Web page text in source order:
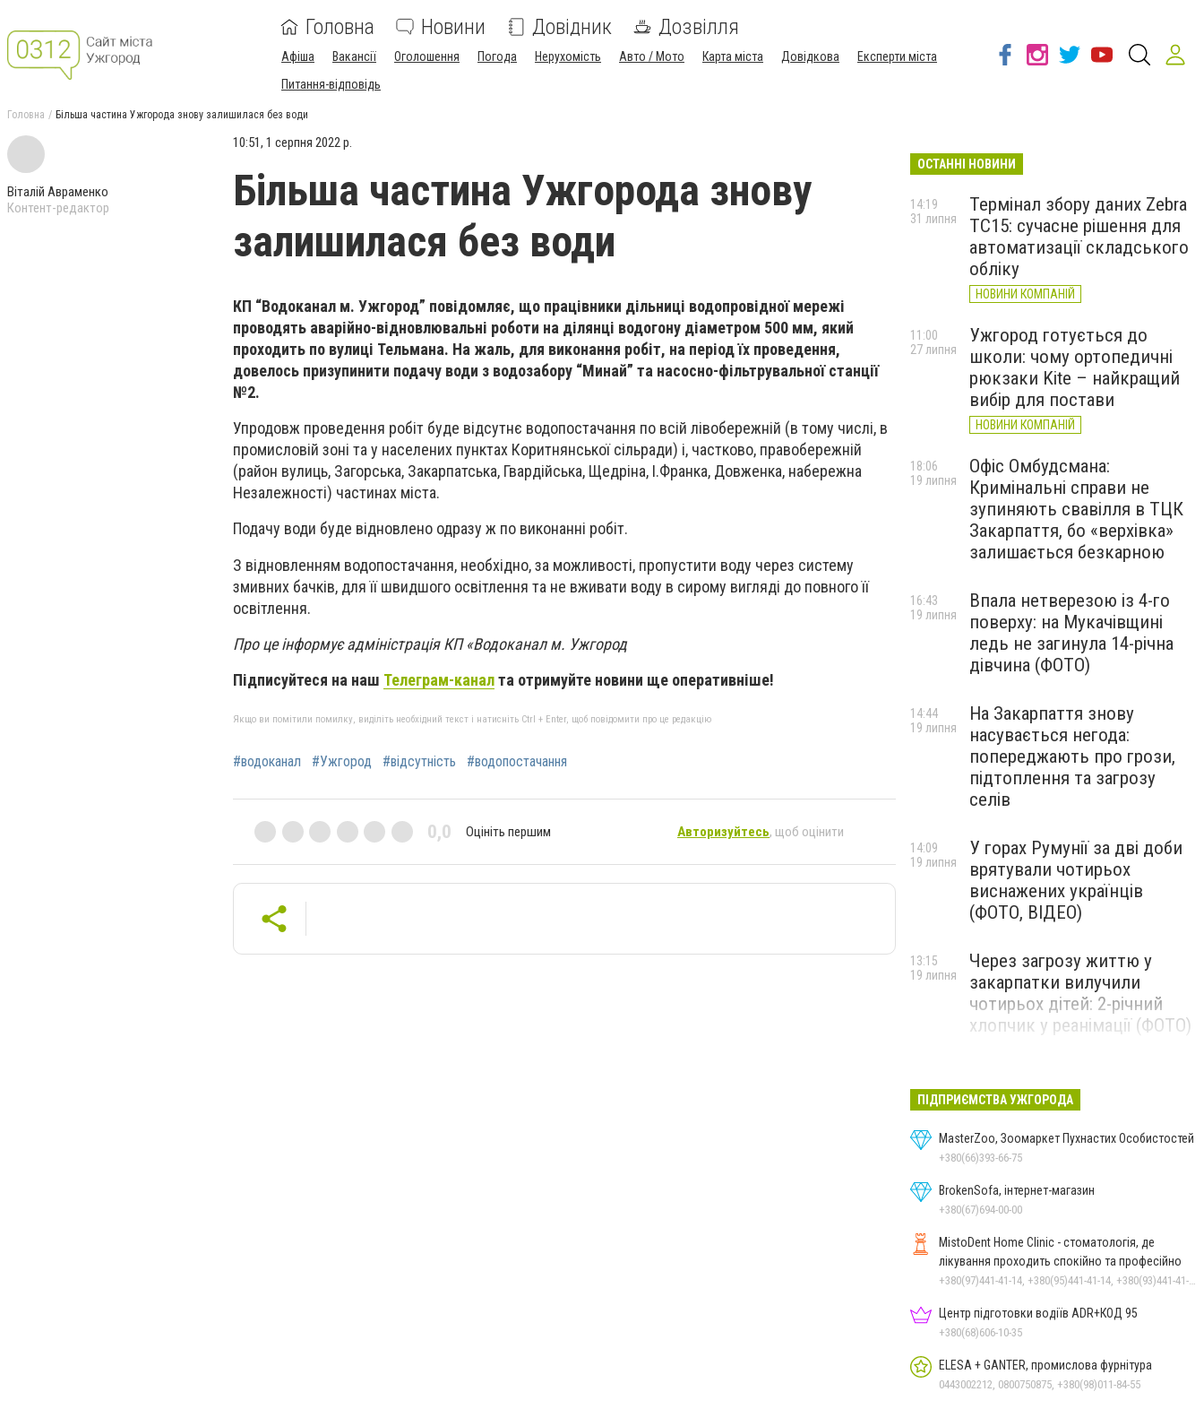
Головна Новини Довідник Дозвілля
Афіша Вакансії Оголошення Погода Нерухомість Авто / Мото Карта міста Довідкова
Експерти міста
Питання-відповідь
Головна Більша частина Ужгорода знову залишилася без води
Віталій Авраменко
Контент-редактор
10:51, 1 серпня 2022 р.
Більша частина Ужгорода знову
залишилася без води
КП “Водоканал м. Ужгород” повідомляє, що працівники дільниці водопровідної мережі
проводять аварійно-відновлювальні роботи на ділянці водогону діаметром 500 мм, який
проходить по вулиці Тельмана. На жаль, для виконання робіт, на період їх проведення,
довелось призупинити подачу води з водозабору “Минай” та насосно-фільтрувальної станції
№2.
Упродовж проведення робіт буде відсутнє водопостачання по всій лівобережній (в тому числі, в
промисловій зоні та у населених пунктах Коритнянської сільради) і, частково, правобережній
(район вулиць, Загорська, Закарпатська, Гвардійська, Щедріна, І.Франка, Довженка, набережна
Незалежності) частинах міста.
Подачу води буде відновлено одразу ж по виконанні робіт.
З відновленням водопостачання, необхідно, за можливості, пропустити воду через систему
змивних бачків, для її швидшого освітлення та не вживати воду в сирому вигляді до повного її
освітлення.
Про це інформує адміністрація КП «Водоканал м. Ужгород
Підписуйтеся на наш Телеграм-каналта отримуйте новини ще оперативніше!
Якщо ви помітили помилку, виділіть необхідний текст і натисніть Ctrl + Enter, щоб повідомити про це редакцію
#водоканал #Ужгород #відсутність #водопостачання
0,0 Оцініть першим Авторизуйтесь, щоб оцінити
ОСТАННІ НОВИНИ
Термінал збору даних Zebra
TC15: сучасне рішення для
автоматизації складського
обліку
НОВИНИ КОМПАНІЙ
14:19
31 липня
Ужгород готується до
школи: чому ортопедичні
рюкзаки Kite – найкращий
вибір для постави
НОВИНИ КОМПАНІЙ
11:00
27 липня
Офіс Омбудсмана:
Кримінальні справи не
зупиняють свавілля в ТЦК
Закарпаття, бо «верхівка»
залишається безкарною
18:06
19 липня
Впала нетверезою із 4-го
поверху: на Мукачівщині
ледь не загинула 14-річна
дівчина (ФОТО)
16:43
19 липня
На Закарпаття знову
насувається негода:
попереджають про грози,
підтоплення та загрозу
селів
14:44
19 липня
У горах Румунії за дві доби
врятували чотирьох
виснажених українців
(ФОТО, ВІДЕО)
14:09
19 липня
Через загрозу життю у
закарпатки вилучили
чотирьох дітей: 2-річний
хлопчик у реанімації (ФОТО)
13:15
19 липня
полеглим захисником
Артемом Ромчаком
19 липня
ПІДПРИЄМСТВА УЖГОРОДА
MasterZoo, Зоомаркет Пухнастих Особистостей
+380(66)393-66-75
BrokenSofa, інтернет-магазин
+380(67)694-00-00
MistoDent Home Clinic - стоматологія, де
лікування проходить спокійно та професійно
+380(97)441-41-14, +380(95)441-41-14, +380(93)441-41-14
Центр підготовки водіїв ADR+КОД 95
+380(68)606-10-35
ELESA + GANTER, промислова фурнітура
0443002212, 0800750875, +380(98)011-84-55